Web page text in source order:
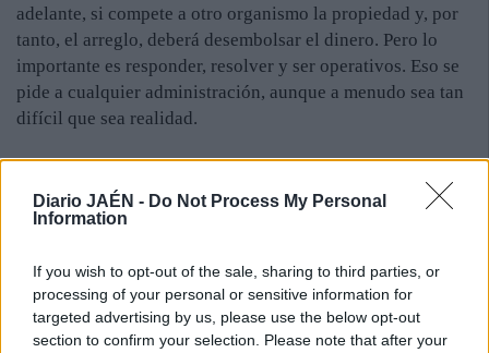
Diario JAÉN - Do Not Process My Personal
Information
If you wish to opt-out of the sale, sharing to third parties, or
processing of your personal or sensitive information for
targeted advertising by us, please use the below opt-out
section to confirm your selection. Please note that after your
adelante, si compete a otro organismo la propiedad y, por
tanto, el arreglo, deberá desembolsar el dinero. Pero lo
importante es responder, resolver y ser operativos. Eso se
pide a cualquier administración, aunque a menudo sea tan
difícil que sea realidad.